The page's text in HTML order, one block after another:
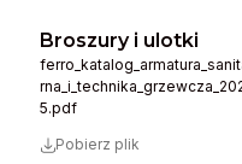
Broszury i ulotki
5.pdf
Pobierz plik